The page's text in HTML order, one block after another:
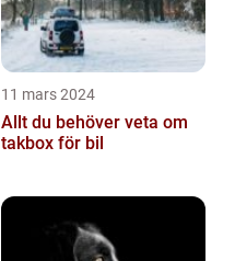
11 mars 2024
Allt du behöver veta om
takbox för bil